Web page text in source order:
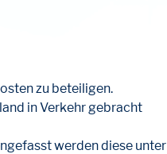
zu beteiligen.
in Verkehr gebracht
werden diese unter